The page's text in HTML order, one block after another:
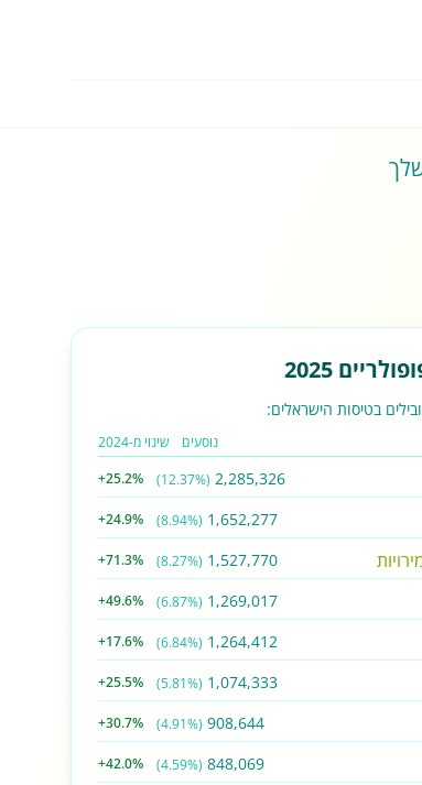
2025
בטיסות הישראלים:
נוסעים שינוי מ-2024
2,285,326
(12.37%)
+25.2%
1,652,277
(8.94%)
+24.9%
1,527,770
(8.27%)
+71.3%
1,269,017
(6.87%)
+49.6%
1,264,412
(6.84%)
+17.6%
1,074,333
(5.81%)
+25.5%
908,644
(4.91%)
+30.7%
848,069
(4.59%)
+42.0%